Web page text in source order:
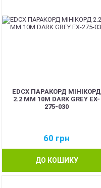
EDCX ПАРАКОРД МІНІКОРД
2.2 ММ 10М DARK GREY EX-
275-030
60 грн
ДО КОШИКУ